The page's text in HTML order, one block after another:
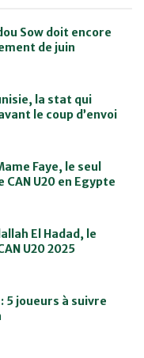
Sow doit encore
de juin
la stat qui
le coup d’envoi
Faye, le seul
U20 en Egypte
El Hadad, le
U20 2025
5 joueurs à suivre